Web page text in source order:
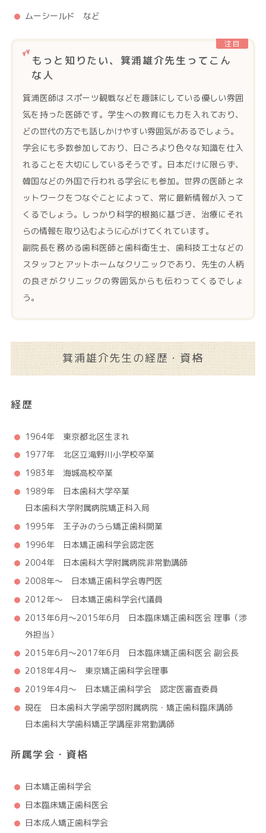
ムーシールド など
注目
もっと知りたい、箕浦雄介先生ってこん
な人
箕浦医師はスポーツ観戦などを趣味にしている優しい雰囲
気を持った医師です。学生への教育にも力を入れており、
どの世代の方でも話しかけやすい雰囲気があるでしょう。
学会にも多数参加しており、日ごろより色々な知識を仕入
れることを大切にしているそうです。日本だけに限らず、
韓国などの外国で行われる学会にも参加。世界の医師とネ
ットワークをつなぐことによって、常に最新情報が入って
くるでしょう。しっかり科学的根拠に基づき、治療にそれ
らの情報を取り込むように心がけてくれています。
副院長を務める歯科医師と歯科衛生士、歯科技工士などの
スタッフとアットホームなクリニックであり、先生の人柄
の良さがクリニックの雰囲気からも伝わってくるでしょ
う。
箕浦雄介先生の経歴・資格
経歴
1964年 東京都北区生まれ
1977年 北区立滝野川小学校卒業
1983年 海城高校卒業
1989年 日本歯科大学卒業
日本歯科大学附属病院矯正科入局
1995年 王子みのうら矯正歯科開業
1996年 日本矯正歯科学会認定医
2004年 日本歯科大学附属病院非常勤講師
2008年～ 日本矯正歯科学会専門医
2012年～ 日本矯正歯科学会代議員
2013年6月～2015年6月 日本臨床矯正歯科医会 理事（渉
外担当）
2015年6月～2017年6月 日本臨床矯正歯科医会 副会長
2018年4月～ 東京矯正歯科学会理事
2019年4月～ 日本矯正歯科学会 認定医審査委員
現在 日本歯科大学歯学部附属病院・矯正歯科臨床講師
日本歯科大学歯科矯正学講座非常勤講師
所属学会・資格
日本矯正歯科学会
日本臨床矯正歯科医会
日本成人矯正歯科学会